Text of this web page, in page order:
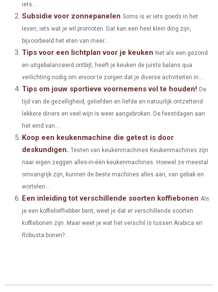
O
N
T
T
E
R
)
O
N
O
O
K
O
R
S
T
O
D
N
iets...
Subsidie voor zonnepanelen Soms is er iets goeds in het
leven, iets wat je wil promoten. Dat kan een heel klein ding zijn,
bijvoorbeeld het eten van meer...
Tips voor een lichtplan voor je keuken Net als een gezond
en uitgebalanceerd ontbijt, heeft je keuken de juiste balans qua
verlichting nodig om ervoor te zorgen dat je diverse activiteiten in...
Tips om jouw sportieve voornemens vol te houden! De
tijd van de gezelligheid, geliefden en liefde en natuurlijk ontzettend
lekkere diners en veel wijn is weer aangebroken. De feestdagen aan
het eind van...
Koop een keukenmachine die getest is door
deskundigen. Testen van keukenmachines Keukenmachines zijn
naar eigen zeggen alles-in-één keukenmachines. Hoewel ze meestal
omvangrijk zijn, kunnen de beste machines alles aan, van gebak en
wortelen...
Een inleiding tot verschillende soorten koffiebonen Als
je een koffieliefhebber bent, weet je dat er verschillende soorten
koffiebonen zijn. Maar weet je wat het verschil is tussen Arabica en
Robusta bonen?...